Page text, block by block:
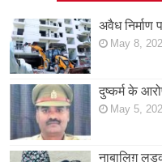
अवैध निर्माण
May 8,
दुष्कर्म के
May 5,
नाबालिग़